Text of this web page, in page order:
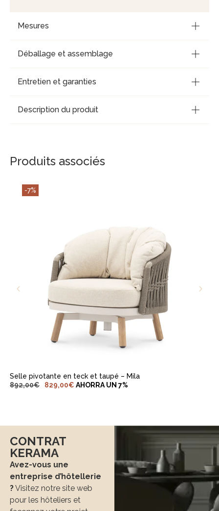
Mesures
Déballage et assemblage
Entretien et garanties
Description du produit
Produits associés
-7%
AJOUTER AU PANIER
Selle pivotante en teck et taupé – Mila
892,00€ 829,00€ AHORRA UN 7%
CONTRAT
KERAMA
Avez-vous une
entreprise d’hôtellerie
?Visitez notre site web
pour les hôteliers et